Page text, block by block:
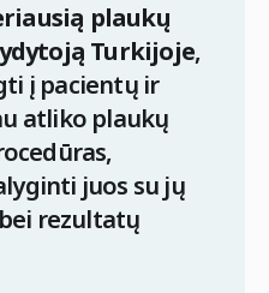
plaukų
Turkijoje,
į pacientų ir
atliko plaukų
juos su jų
rezultatų